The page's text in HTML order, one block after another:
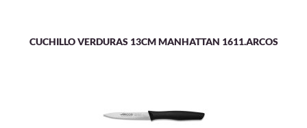
CUCHILLO VERDURAS 13CM MANHATTAN 1611.ARCOS